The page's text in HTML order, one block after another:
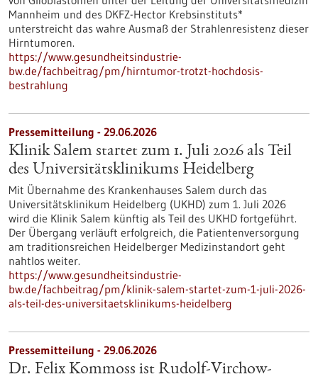
Mannheim und des DKFZ-Hector Krebsinstituts*
unterstreicht das wahre Ausmaß der Strahlenresistenz dieser
Hirntumoren.
https://www.gesundheitsindustrie-
bw.de/fachbeitrag/pm/hirntumor-trotzt-hochdosis-
bestrahlung
Pressemitteilung - 29.06.2026
Klinik Salem startet zum 1. Juli 2026 als Teil
des Universitätsklinikums Heidelberg
Mit Übernahme des Krankenhauses Salem durch das
Universitätsklinikum Heidelberg (UKHD) zum 1. Juli 2026
wird die Klinik Salem künftig als Teil des UKHD fortgeführt.
Der Übergang verläuft erfolgreich, die Patientenversorgung
am traditionsreichen Heidelberger Medizinstandort geht
nahtlos weiter.
https://www.gesundheitsindustrie-
bw.de/fachbeitrag/pm/klinik-salem-startet-zum-1-juli-2026-
als-teil-des-universitaetsklinikums-heidelberg
Pressemitteilung - 29.06.2026
Dr. Felix Kommoss ist Rudolf-Virchow-